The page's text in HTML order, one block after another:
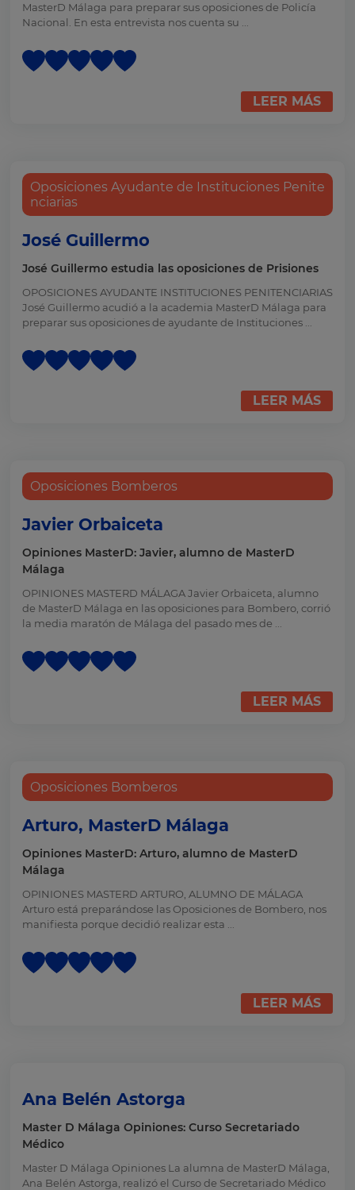
MasterD Málaga para preparar sus oposiciones de Policía
Nacional. En esta entrevista nos cuenta su ...
LEER MÁS
Oposiciones Ayudante de Instituciones Penite
nciarias
José Guillermo
José Guillermo estudia las oposiciones de Prisiones
OPOSICIONES AYUDANTE INSTITUCIONES PENITENCIARIAS
José Guillermo acudió a la academia MasterD Málaga para
preparar sus oposiciones de ayudante de Instituciones ...
LEER MÁS
Oposiciones Bomberos
Javier Orbaiceta
Opiniones MasterD: Javier, alumno de MasterD
Málaga
OPINIONES MASTERD MÁLAGA Javier Orbaiceta, alumno
de MasterD Málaga en las oposiciones para Bombero, corrió
la media maratón de Málaga del pasado mes de ...
LEER MÁS
Oposiciones Bomberos
Arturo, MasterD Málaga
Opiniones MasterD: Arturo, alumno de MasterD
Málaga
OPINIONES MASTERD ARTURO, ALUMNO DE MÁLAGA
Arturo está preparándose las Oposiciones de Bombero, nos
manifiesta porque decidió realizar esta ...
LEER MÁS
Ana Belén Astorga
Master D Málaga Opiniones: Curso Secretariado
Médico
Master D Málaga Opiniones La alumna de MasterD Málaga,
Ana Belén Astorga, realizó el Curso de Secretariado Médico